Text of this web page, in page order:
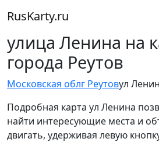
RusKarty.ru
улица Ленина на
города Реутов
Московская облг Реутовул
Подробная карта ул Ленина
найти интересующие места и
двигать, удерживая левую